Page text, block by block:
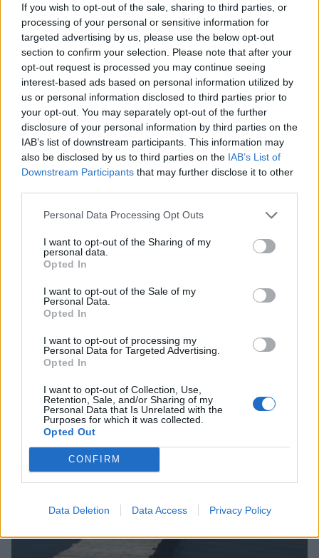
If you wish to opt-out of the sale, sharing to third parties, or
processing of your personal or sensitive information for
targeted advertising by us, please use the below opt-out
section to confirm your selection. Please note that after your
opt-out request is processed you may continue seeing
interest-based ads based on personal information utilized by
us or personal information disclosed to third parties prior to
your opt-out. You may separately opt-out of the further
disclosure of your personal information by third parties on the
IAB’s list of downstream participants. This information may
also be disclosed by us to third parties on the IAB’s List of
Downstream Participants that may further disclose it to other
Personal Data Processing Opt Outs
I want to opt-out of the Sharing of my
personal data.
Opted In
I want to opt-out of the Sale of my
Personal Data.
Opted In
I want to opt-out of processing my
Personal Data for Targeted Advertising.
Opted In
I want to opt-out of Collection, Use,
Retention, Sale, and/or Sharing of my
Personal Data that Is Unrelated with the
Purposes for which it was collected.
Opted Out
CONFIRM
Data Deletion Data Access Privacy Policy
Θλίψη στην Πάτρα: Πέθανε στο Νοσοκομείο
«Άγιος Ανδρέας» βρέφος μόλις 8 ημερών
08/08/2026 09:34
Τι προβάλλουν τα Cinema σε επτά πόλεις της
Πελοποννήσου
06/08/2026 15:12